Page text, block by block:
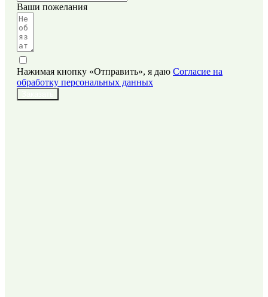
Ваши пожелания
Нажимая кнопку «Отправить», я даю Согласие на
обработку персональных данных